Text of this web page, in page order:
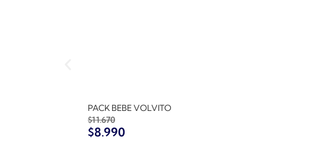
PACK BEBE VOLVITO
$11.670
$8.990